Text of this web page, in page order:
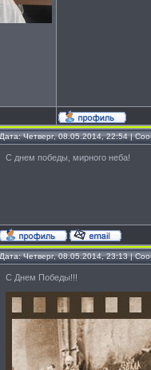
Дата: Четверг, 08.05.2014, 22:54 |
С днем победы, мирного неба!
Дата: Четверг, 08.05.2014, 23:13 |
С Днем Победы!!!